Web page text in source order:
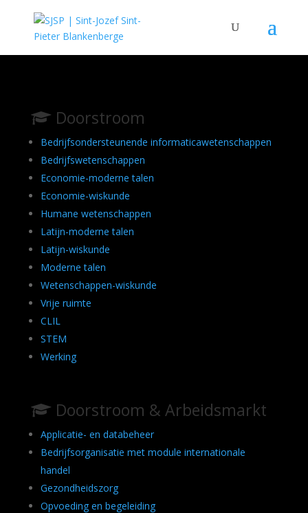
Doorstroom
Bedrijfsondersteunende informaticawetenschappen
Bedrijfswetenschappen
Economie-moderne talen
Economie-wiskunde
Humane wetenschappen
Latijn-moderne talen
Latijn-wiskunde
Moderne talen
Wetenschappen-wiskunde
Vrije ruimte
CLIL
STEM
Werking
Doorstroom & Arbeidsmarkt
Applicatie- en databeheer
Bedrijfsorganisatie met module internationale
handel
Gezondheidszorg
Opvoeding en begeleiding